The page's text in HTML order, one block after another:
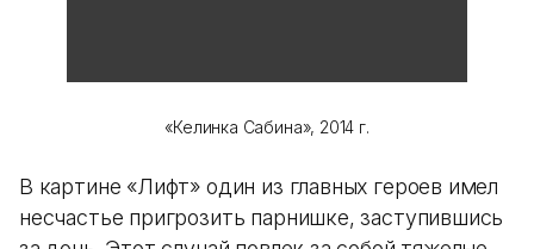
«Келинка Сабина», 2014 г.
В картине «Лифт» один из главных героев имел
несчастье пригрозить парнишке, заступившись